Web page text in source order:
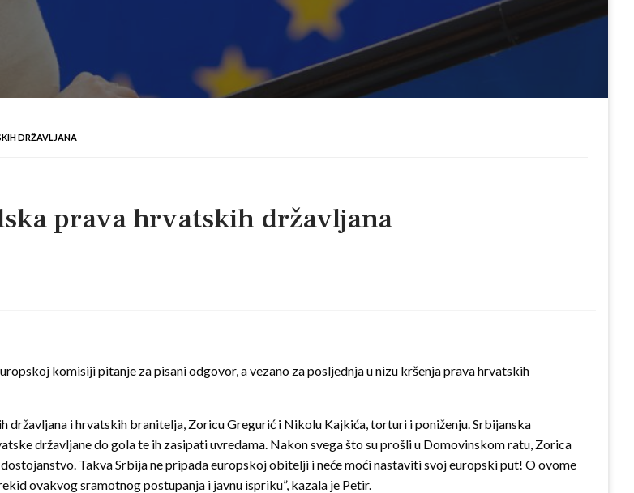
DRŽAVLJANA
prava hrvatskih državljana
komisiji pitanje za pisani odgovor, a vezano za posljednja u nizu kršenja prava hrvatskih
i hrvatskih branitelja, Zoricu Gregurić i Nikolu Kajkića, torturi i poniženju. Srbijanska
državljane do gola te ih zasipati uvredama. Nakon svega što su prošli u Domovinskom ratu, Zorica
Takva Srbija ne pripada europskoj obitelji i neće moći nastaviti svoj europski put! O ovome
ovakvog sramotnog postupanja i javnu ispriku”, kazala je Petir.